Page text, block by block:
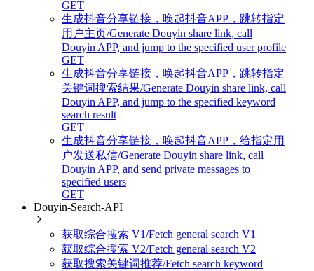
GET
生成抖音分享链接，唤起抖音APP，跳转指定
用户主页/Generate Douyin share link, call
Douyin APP, and jump to the specified user profile
GET
生成抖音分享链接，唤起抖音APP，跳转指定
关键词搜索结果/Generate Douyin share link, call
Douyin APP, and jump to the specified keyword
search result
GET
生成抖音分享链接，唤起抖音APP，给指定用
户发送私信/Generate Douyin share link, call
Douyin APP, and send private messages to
specified users
GET
Douyin-Search-API
获取综合搜索 V1/Fetch general search V1
获取综合搜索 V2/Fetch general search V2
获取搜索关键词推荐/Fetch search keyword